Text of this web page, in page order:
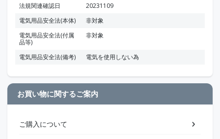
法規関連確認日
20231109
電気用品安全法(本体)
非対象
電気用品安全法(付属
品等)
非対象
電気用品安全法(備考) 電気を使用しない為
お買い物に関するご案内
ご購入について